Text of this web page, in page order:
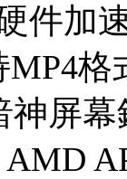
件加
MP4
神屏